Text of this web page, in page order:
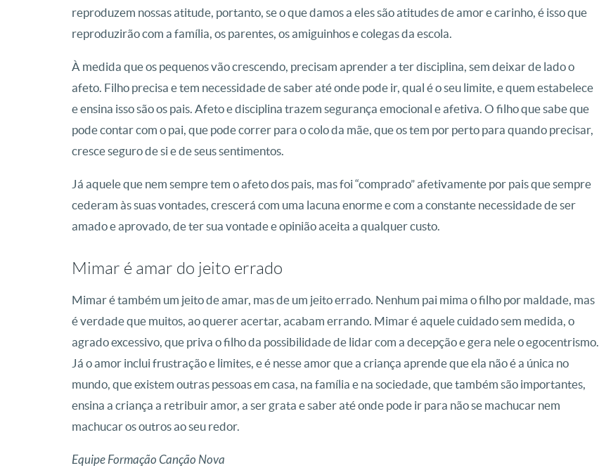
reproduzem nossas atitude, portanto, se o que damos a eles são atitudes de amor e carinho, é isso que
reproduzirão com a família, os parentes, os amiguinhos e colegas da escola.
À medida que os pequenos vão crescendo, precisam aprender a ter disciplina, sem deixar de lado o
afeto. Filho precisa e tem necessidade de saber até onde pode ir, qual é o seu limite, e quem estabelece
e ensina isso são os pais. Afeto e disciplina trazem segurança emocional e afetiva. O filho que sabe que
pode contar com o pai, que pode correr para o colo da mãe, que os tem por perto para quando precisar,
cresce seguro de si e de seus sentimentos.
Já aquele que nem sempre tem o afeto dos pais, mas foi “comprado” afetivamente por pais que sempre
cederam às suas vontades, crescerá com uma lacuna enorme e com a constante necessidade de ser
amado e aprovado, de ter sua vontade e opinião aceita a qualquer custo.
Mimar é amar do jeito errado
Mimar é também um jeito de amar, mas de um jeito errado. Nenhum pai mima o filho por maldade, mas
é verdade que muitos, ao querer acertar, acabam errando. Mimar é aquele cuidado sem medida, o
agrado excessivo, que priva o filho da possibilidade de lidar com a decepção e gera nele o egocentrismo.
Já o amor inclui frustração e limites, e é nesse amor que a criança aprende que ela não é a única no
mundo, que existem outras pessoas em casa, na família e na sociedade, que também são importantes,
ensina a criança a retribuir amor, a ser grata e saber até onde pode ir para não se machucar nem
machucar os outros ao seu redor.
Equipe Formação Canção Nova